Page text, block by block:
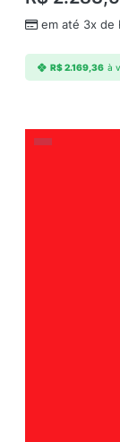
em até 3x de
R$2.169,36 à